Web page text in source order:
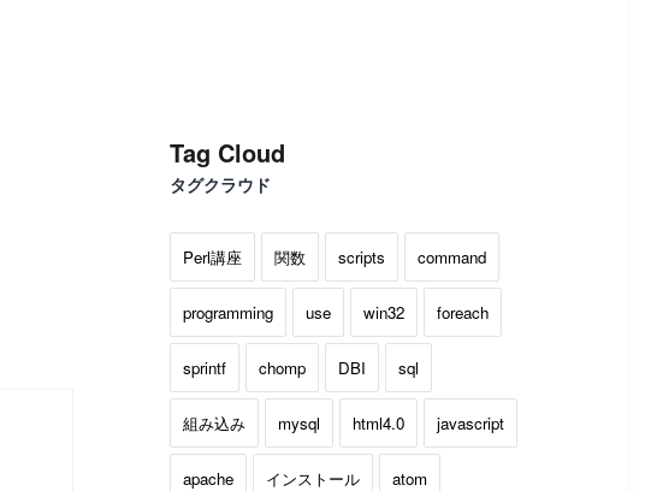
Tag Cloud
タグクラウド
Perl講座 関数 scripts command
programming use win32 foreach
sprintf chomp DBI sql
組み込み mysql html4.0 javascript
apache インストール atom